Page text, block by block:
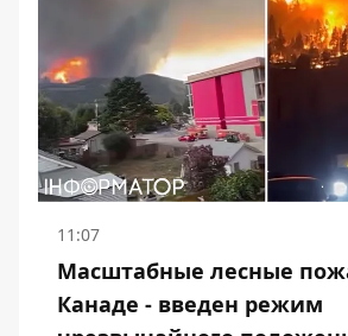
11:07
Масштабные лесные
Канаде - введен режим